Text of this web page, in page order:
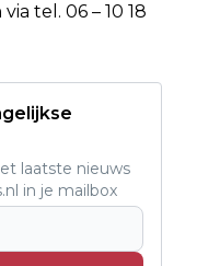
tel. 06 – 10 18
laatste nieuws
in je mailbox